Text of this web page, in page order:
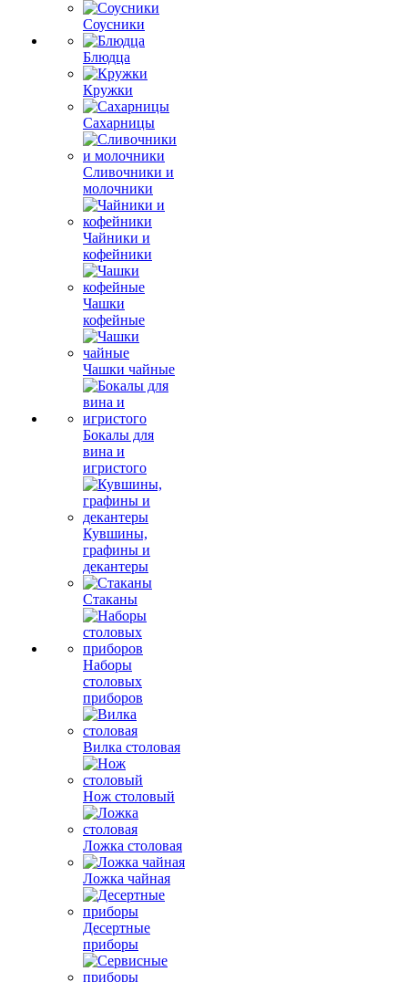
Соусники
Блюдца
Кружки
Сахарницы
Сливочники и
молочники
Чайники и
кофейники
Чашки
кофейные
Чашки чайные
Бокалы для
вина и
игристого
Кувшины,
графины и
декантеры
Стаканы
Наборы
столовых
приборов
Вилка столовая
Нож столовый
Ложка столовая
Ложка чайная
Десертные
приборы